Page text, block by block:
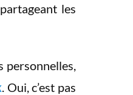
les
. Oui, c’est pas